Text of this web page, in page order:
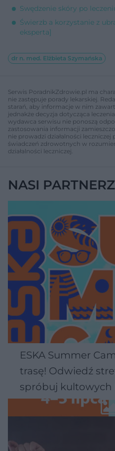
Swędzenie skóry po
Świerzb a korzystanie z
eksperta]
dr n. med. Elżbieta Szymańska
Serwis PoradnikZdrowie.pl ma
nie zastępuje porady lekarskiej.
starań, aby informacje w nim
jednakże decyzja dotycząca
wydawca serwisu nie ponoszą
zastosowania informacji
nie prowadzi działalności leczniczej
świadczeń zdrowotnych w
działalności leczniczej.
NASI
ESKA Summer
trasę! Odwiedź
spróbuj kultowych
Wawelu